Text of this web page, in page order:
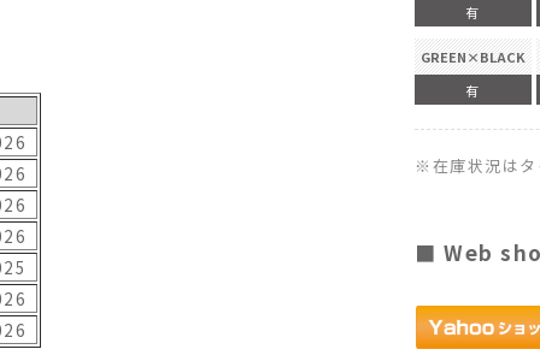
有
GREEN×BLACK
有
※在庫状況はタ
■ Web